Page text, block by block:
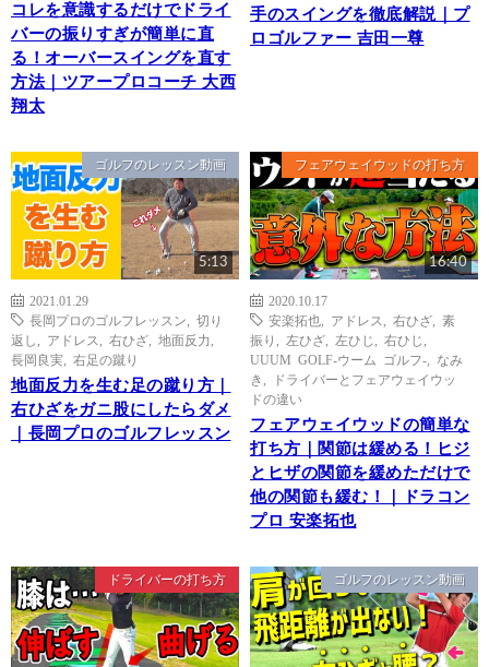
コレを意識するだけでドライ
バーの振りすぎが簡単に直
る！オーバースイングを直す
方法｜ツアープロコーチ 大西
翔太
手のスイングを徹底解説｜プ
ロゴルファー 吉田一尊
ゴルフのレッスン動画
5:13
2021.01.29
長岡プロのゴルフレッスン
切り
返し
アドレス 右ひざ 地面反力
長岡良実
右足の蹴り
地面反力を生む足の蹴り方｜
右ひざをガニ股にしたらダメ
｜長岡プロのゴルフレッスン
フェアウェイウッドの打ち方
16:40
2020.10.17
安楽拓也
アドレス 右ひざ
素
振り
左ひざ 左ひじ 右ひじ
UUUM GOLF-ウーム ゴルフ-
なみ
き
ドライバーとフェアウェイウッ
ドの違い
フェアウェイウッドの簡単な
打ち方｜関節は緩める！ヒジ
とヒザの関節を緩めただけで
他の関節も緩む！｜ドラコン
プロ 安楽拓也
ドライバーの打ち方 ゴルフのレッスン動画